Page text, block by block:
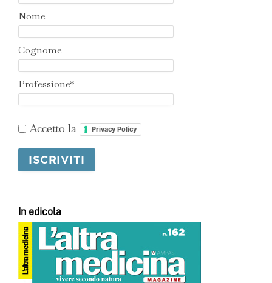
Nome
Cognome
Professione*
Accetto la Privacy Policy
In edicola